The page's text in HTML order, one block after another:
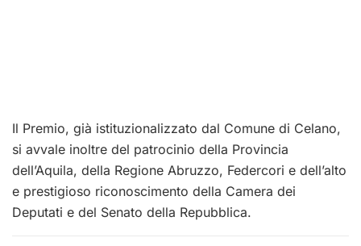
Il Premio, già istituzionalizzato dal Comune di Celano,
si avvale inoltre del patrocinio della Provincia
dell’Aquila, della Regione Abruzzo, Federcori e dell’alto
e prestigioso riconoscimento della Camera dei
Deputati e del Senato della Repubblica.